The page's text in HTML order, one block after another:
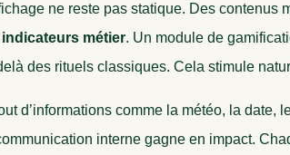
ne reste pas statique. Des
indicateurs métier. Un module de
des rituels classiques. Cela stimule
d’informations comme la météo, la
interne gagne en impact.